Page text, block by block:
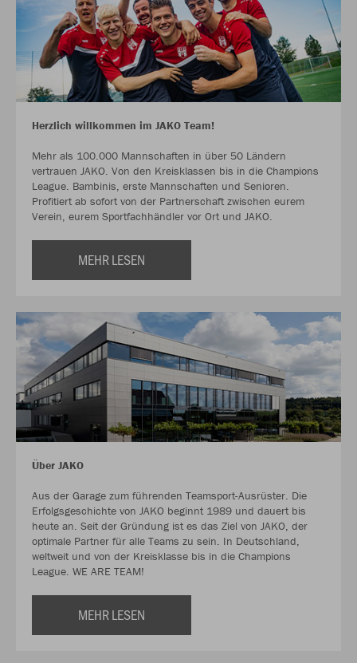
Herzlich willkommen im JAKO Team!
Mehr als 100.000 Mannschaften in über 50 Ländern
vertrauen JAKO. Von den Kreisklassen bis in die Champions
League. Bambinis, erste Mannschaften und Senioren.
Profitiert ab sofort von der Partnerschaft zwischen eurem
Verein, eurem Sportfachhändler vor Ort und JAKO.
MEHR LESEN
Über JAKO
Aus der Garage zum führenden Teamsport-Ausrüster. Die
Erfolgsgeschichte von JAKO beginnt 1989 und dauert bis
heute an. Seit der Gründung ist es das Ziel von JAKO, der
optimale Partner für alle Teams zu sein. In Deutschland,
weltweit und von der Kreisklasse bis in die Champions
League. WE ARE TEAM!
MEHR LESEN